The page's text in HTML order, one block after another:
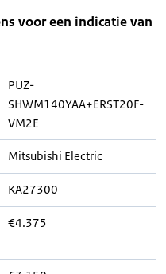
voor een indicatie van
PUZ-
SHWM140YAA+ERST20F-
VM2E
Mitsubishi Electric
KA27300
€4.375